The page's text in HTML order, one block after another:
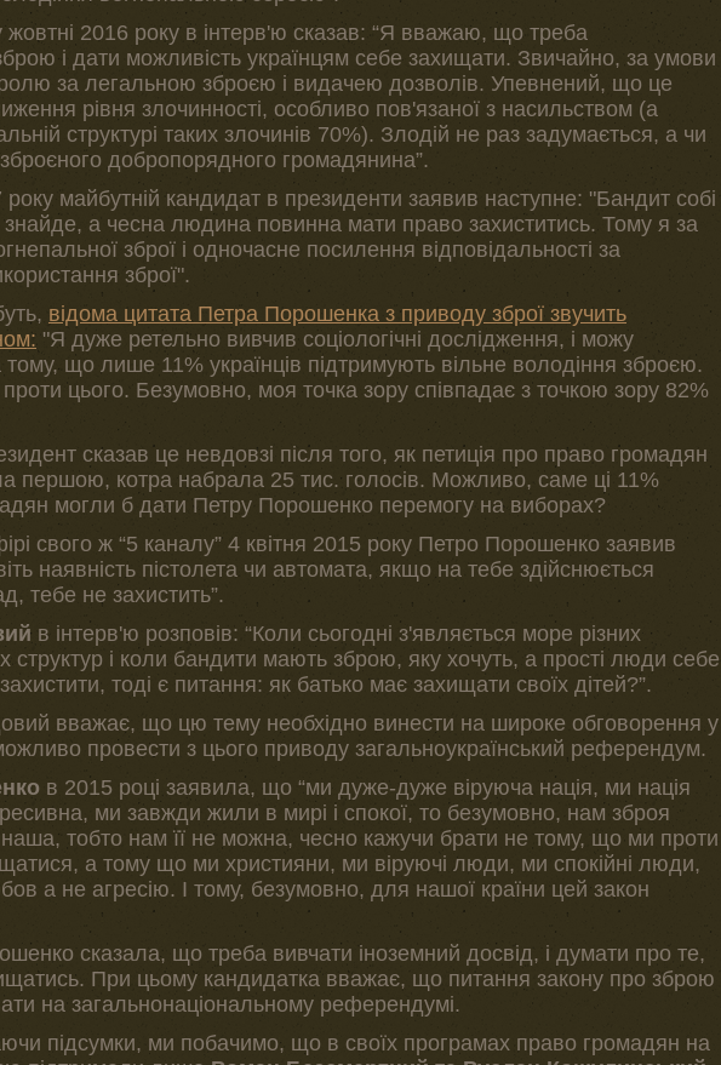
жовтні 2016 року в інтерв'ю сказав: “Я вважаю, що треба
і дати можливість українцям себе захищати. Звичайно, за умови
за легальною зброєю і видачею дозволів. Упевнений, що це
рівня злочинності, особливо пов'язаної з насильством (а
структурі таких злочинів 70%). Злодій не раз задумається, а чи
добропорядного громадянина”.
майбутній кандидат в президенти заявив наступне: "Бандит собі
а чесна людина повинна мати право захиститись. Тому я за
зброї і одночасне посилення відповідальності за
зброї".
відома цитата Петра Порошенка з приводу зброї звучить
"Я дуже ретельно вивчив соціологічні дослідження, і можу
тому, що лише 11% українців підтримують вільне володіння зброєю.
проти цього. Безумовно, моя точка зору співпадає з точкою зору 82%
сказав це невдовзі після того, як петиція про право громадян
першою, котра набрала 25 тис. голосів. Можливо, саме ці 11%
могли б дати Петру Порошенко перемогу на виборах?
свого ж “5 каналу” 4 квітня 2015 року Петро Порошенко заявив
наявність пістолета чи автомата, якщо на тебе здійснюється
тебе не захистить”.
в інтерв'ю розповів: “Коли сьогодні з'являється море різних
структур і коли бандити мають зброю, яку хочуть, а прості люди себе
тоді є питання: як батько має захищати своїх дітей?”.
вважає, що цю тему необхідно винести на широке обговорення у
можливо провести з цього приводу загальноукраїнський референдум.
в 2015 році заявила, що “ми дуже-дуже віруюча нація, ми нація
ми завжди жили в мирі і спокої, то безумовно, нам зброя
тобто нам її не можна, чесно кажучи брати не тому, що ми проти
а тому що ми християни, ми віруючі люди, ми спокійні люди,
а не агресію. І тому, безумовно, для нашої країни цей закон
сказала, що треба вивчати іноземний досвід, і думати про те,
При цьому кандидатка вважає, що питання закону про зброю
на загальнонаціональному референдумі.
підсумки, ми побачимо, що в своїх програмах право громадян на